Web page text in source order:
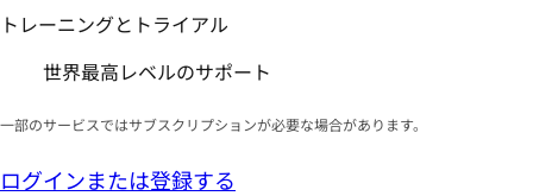
トレーニングとトライアル
世界最高レベルのサポート
一部のサービスではサブスクリプションが必要な場合があります。
ログインまたは登録する